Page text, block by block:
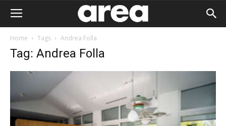
Home Tags Andrea Folla
Tag: Andrea Folla